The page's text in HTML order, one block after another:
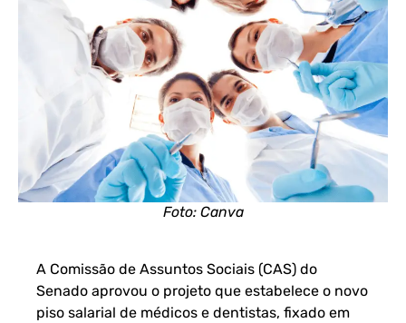
Foto: Canva
A Comissão de Assuntos Sociais (CAS) do
Senado aprovou o projeto que estabelece o novo
piso salarial de médicos e dentistas, fixado em